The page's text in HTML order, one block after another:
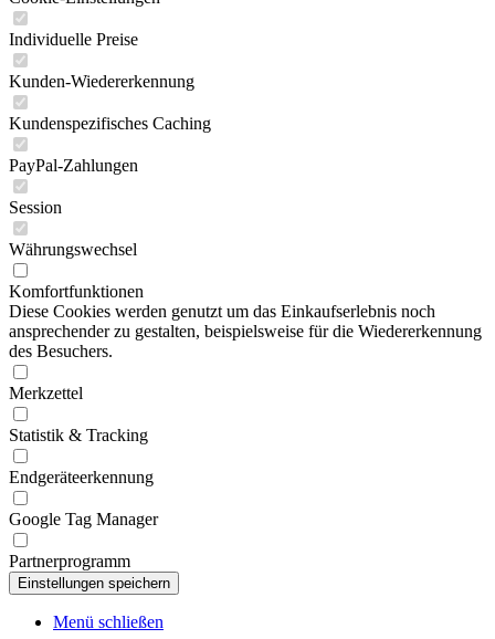
Individuelle Preise
Kunden-Wiedererkennung
Kundenspezifisches Caching
PayPal-Zahlungen
Session
Währungswechsel
Komfortfunktionen
Diese Cookies werden genutzt um das Einkaufserlebnis noch
ansprechender zu gestalten, beispielsweise für die Wiedererkennung
des Besuchers.
Merkzettel
Statistik & Tracking
Endgeräteerkennung
Google Tag Manager
Partnerprogramm
Menü schließen